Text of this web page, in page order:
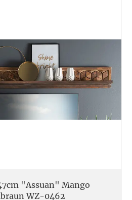
"Assuan" Mango
WZ-0462